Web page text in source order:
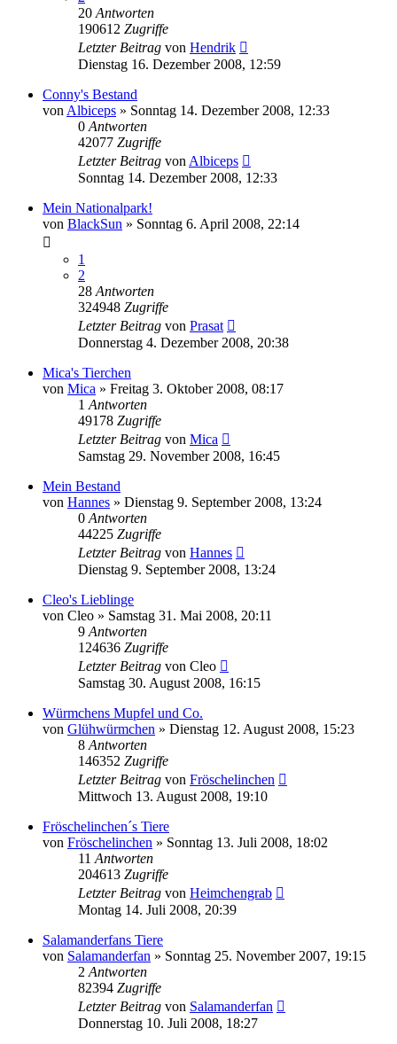
20 Antworten
190612 Zugriffe
Letzter Beitrag von Hendrik
Dienstag 16. Dezember 2008, 12:59
Conny's Bestand
von Albiceps » Sonntag 14. Dezember 2008, 12:33
0 Antworten
42077 Zugriffe
Letzter Beitrag von Albiceps
Sonntag 14. Dezember 2008, 12:33
Mein Nationalpark!
von BlackSun » Sonntag 6. April 2008, 22:14
1
2
28 Antworten
324948 Zugriffe
Letzter Beitrag von Prasat
Donnerstag 4. Dezember 2008, 20:38
Mica's Tierchen
von Mica » Freitag 3. Oktober 2008, 08:17
1 Antworten
49178 Zugriffe
Letzter Beitrag von Mica
Samstag 29. November 2008, 16:45
Mein Bestand
von Hannes » Dienstag 9. September 2008, 13:24
0 Antworten
44225 Zugriffe
Letzter Beitrag von Hannes
Dienstag 9. September 2008, 13:24
Cleo's Lieblinge
von Cleo » Samstag 31. Mai 2008, 20:11
9 Antworten
124636 Zugriffe
Letzter Beitrag von Cleo
Samstag 30. August 2008, 16:15
Würmchens Mupfel und Co.
von Glühwürmchen » Dienstag 12. August 2008, 15:23
8 Antworten
146352 Zugriffe
Letzter Beitrag von Fröschelinchen
Mittwoch 13. August 2008, 19:10
Fröschelinchen´s Tiere
von Fröschelinchen » Sonntag 13. Juli 2008, 18:02
11 Antworten
204613 Zugriffe
Letzter Beitrag von Heimchengrab
Montag 14. Juli 2008, 20:39
Salamanderfans Tiere
von Salamanderfan » Sonntag 25. November 2007, 19:15
2 Antworten
82394 Zugriffe
Letzter Beitrag von Salamanderfan
Donnerstag 10. Juli 2008, 18:27